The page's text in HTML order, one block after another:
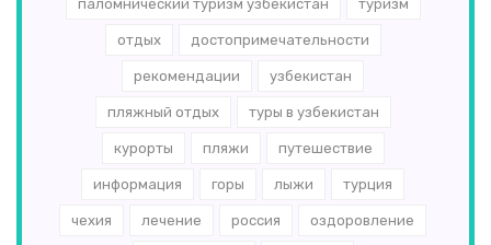
паломнический туризм узбекистан туризм
отдых достопримечательности
рекомендации узбекистан
пляжный отдых туры в узбекистан
курорты пляжи путешествие
информация горы лыжи турция
чехия лечение россия оздоровление